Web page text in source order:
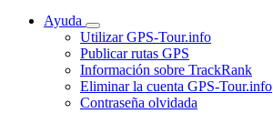
Ayuda
Utilizar GPS-Tour.info
Publicar rutas GPS
Información sobre TrackRank
Eliminar la cuenta GPS-Tour.info
Contraseña olvidada